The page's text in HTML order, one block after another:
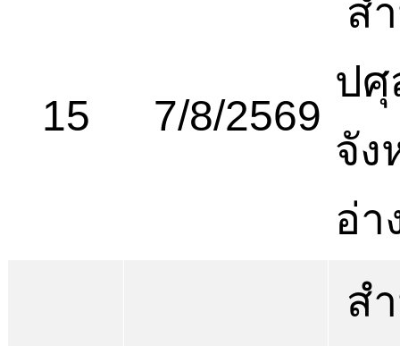
15 7/8/2569
ส
ปศุ
จัง
อ่า
ส